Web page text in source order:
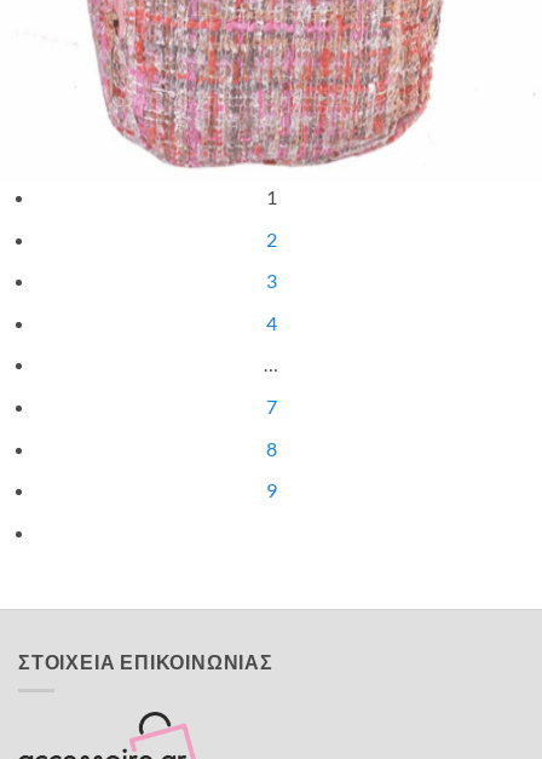
ΠΑΙΔΙΚΑ
Σακίδιο πλάτης Minnie
16,00€
1
2
3
4
…
7
8
9
ΣΤΟΙΧΕΙΑ ΕΠΙΚΟΙΝΩΝΙΑΣ